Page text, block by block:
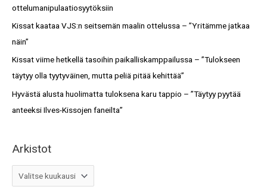
ottelumanipulaatiosyytöksiin
Kissat kaataa VJS:n seitsemän maalin ottelussa – ”Yritämme jatkaa
näin”
Kissat viime hetkellä tasoihin paikalliskamppailussa – ”Tulokseen
täytyy olla tyytyväinen, mutta peliä pitää kehittää”
Hyvästä alusta huolimatta tuloksena karu tappio – ”Täytyy pyytää
anteeksi Ilves-Kissojen faneilta”
Arkistot